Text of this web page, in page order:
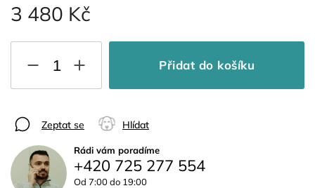
3 480 Kč
Přidat do košíku
Zeptat se Hlídat
Rádi vám poradíme
+420 725 277 554
Od 7:00 do 19:00